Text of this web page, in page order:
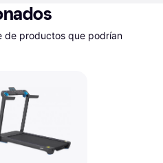
de productos que podrían